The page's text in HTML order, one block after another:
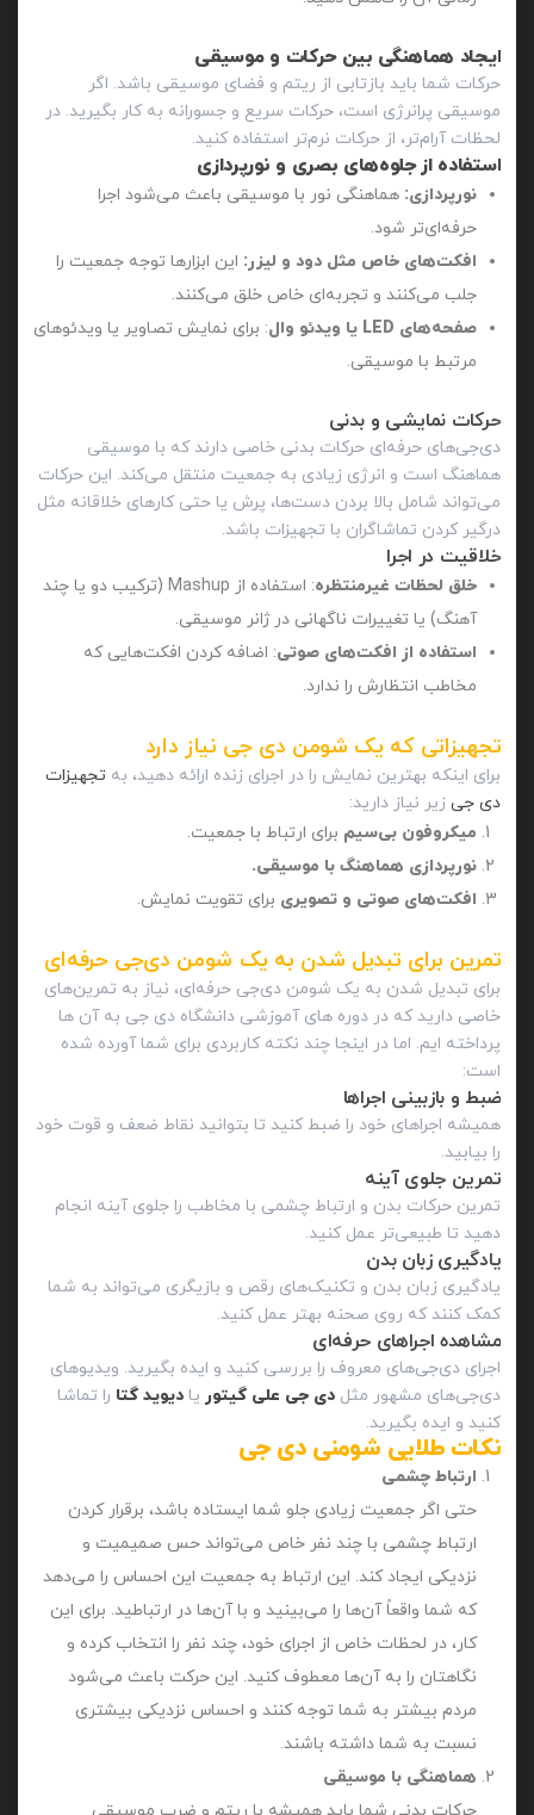
ایجاد هماهنگی بین حرکات و موسیقی
حرکات شما باید بازتابی از ریتم و فضای موسیقی باشد. اگر
موسیقی پرانرژی است، حرکات سریع و جسورانه به کار بگیرید. در
لحظات آرام‌تر، از حرکات نرم‌تر استفاده کنید.
استفاده از جلوه‌های بصری و نورپردازی
نورپردازی: هماهنگی نور با موسیقی باعث می‌شود اجرا
حرفه‌ای‌تر شود.
افکت‌های خاص مثل دود و لیزر: این ابزارها توجه جمعیت را
جلب می‌کنند و تجربه‌ای خاص خلق می‌کنند.
صفحه‌های LED یا ویدئو وال
: برای نمایش تصاویر یا ویدئوهای
مرتبط با موسیقی.
حرکات نمایشی و بدنی
دی‌جی‌های حرفه‌ای حرکات بدنی خاصی دارند که با موسیقی
هماهنگ است و انرژی زیادی به جمعیت منتقل می‌کند. این حرکات
می‌تواند شامل بالا بردن دست‌ها، پرش یا حتی کارهای خلاقانه مثل
درگیر کردن تماشاگران با تجهیزات باشد.
خلاقیت در اجرا
خلق لحظات غیرمنتظره
: استفاده از Mashup (ترکیب دو یا چند
آهنگ) یا تغییرات ناگهانی در ژانر موسیقی.
استفاده از افکت‌های صوتی: اضافه کردن افکت‌هایی که
مخاطب انتظارش را ندارد.
تجهیزاتی که یک شومن دی‌ جی نیاز دارد
برای اینکه بهترین نمایش را در اجرای زنده ارائه دهید، به تجهیزات
دی جیزیر نیاز دارید:
میکروفون بی‌سیم برای ارتباط با جمعیت.
نورپردازی هماهنگ با موسیقی.
افکت‌های صوتی و تصویری برای تقویت نمایش.
تمرین برای تبدیل شدن به یک شومن دی‌جی حرفه‌ای
برای تبدیل شدن به یک شومن دی‌جی حرفه‌ای، نیاز به تمرین‌های
خاصی دارید که در دوره های آموزشی دانشگاه دی جی به آن ها
پرداخته ایم. اما در اینجا چند نکته کاربردی برای شما آورده شده
است:
ضبط و بازبینی اجراها
همیشه اجراهای خود را ضبط کنید تا بتوانید نقاط ضعف و قوت خود
را بیابید.
تمرین جلوی آینه
تمرین حرکات بدن و ارتباط چشمی با مخاطب را جلوی آینه انجام
دهید تا طبیعی‌تر عمل کنید.
یادگیری زبان بدن
یادگیری زبان بدن و تکنیک‌های رقص و بازیگری می‌تواند به شما
کمک کنند که روی صحنه بهتر عمل کنید.
مشاهده اجراهای حرفه‌ای
اجرای دی‌جی‌های معروف را بررسی کنید و ایده بگیرید. ویدیوهای
دی‌جی‌های مشهور مثل دی‌ جی علی گیتور یا دیوید گتا را تماشا
کنید و ایده بگیرید.
نکات طلایی شومنی دی جی
ارتباط چشمی
حتی اگر جمعیت زیادی جلو شما ایستاده باشد، برقرار کردن
ارتباط چشمی با چند نفر خاص می‌تواند حس صمیمیت و
نزدیکی ایجاد کند. این ارتباط به جمعیت این احساس را می‌دهد
که شما واقعاً آن‌ها را می‌بینید و با آن‌ها در ارتباطید. برای این
کار، در لحظات خاص از اجرای خود، چند نفر را انتخاب کرده و
نگاهتان را به آن‌ها معطوف کنید. این حرکت باعث می‌شود
مردم بیشتر به شما توجه کنند و احساس نزدیکی بیشتری
نسبت به شما داشته باشند.
هماهنگی با موسیقی